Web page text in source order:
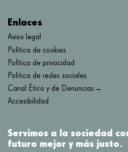
Servimos a la sociedad
futuro mejor y más justo.
Enlaces
Aviso legal
Política de cookies
Política de privacidad
Política de redes sociales
Canal Ético y de Denuncias→
Accesibilidad